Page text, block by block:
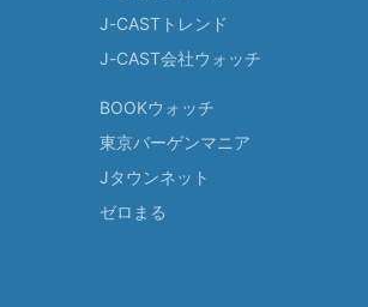
J-CASTトレンド
J-CAST会社ウォッチ
BOOKウォッチ
東京バーゲンマニア
Jタウンネット
ゼロまる